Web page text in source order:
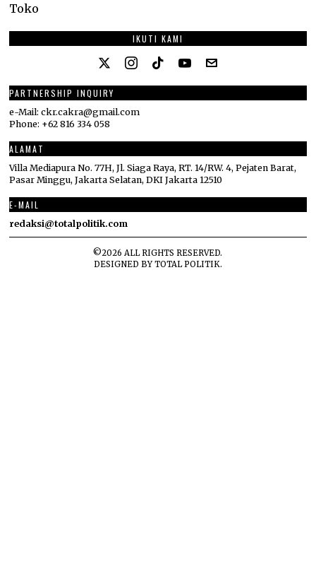
Toko
IKUTI KAMI
PARTNERSHIP INQUIRY
e-Mail: ckr.cakra@gmail.com
Phone: +62 816 334 058
ALAMAT
Villa Mediapura No. 77H, Jl. Siaga Raya, RT. 14/RW. 4, Pejaten Barat,
Pasar Minggu, Jakarta Selatan, DKI Jakarta 12510
E-MAIL
redaksi@totalpolitik.com
©2026 ALL RIGHTS RESERVED.
DESIGNED BYTOTAL POLITIK.